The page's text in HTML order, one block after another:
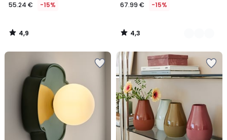
55.24 € -15%
4,9
/
67.99 € -15%
4,3
/